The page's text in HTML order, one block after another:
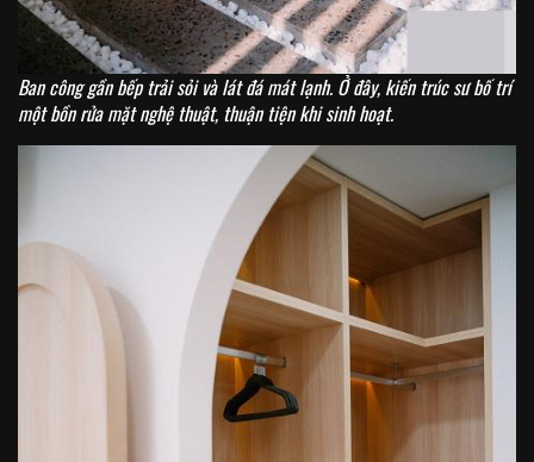
Ban công gần bếp trải sỏi và lát đá mát lạnh. Ở đây, kiến trúc sư bố trí
một bồn rửa mặt nghệ thuật, thuận tiện khi sinh hoạt.